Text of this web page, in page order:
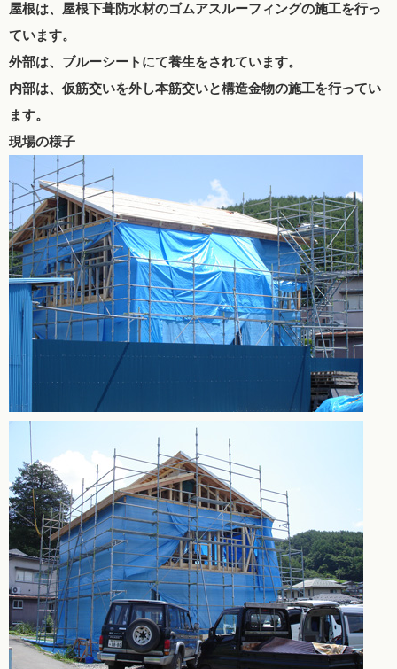
屋根は、屋根下葺防水材のゴムアスルーフィングの施工を行っ
ています。
外部は、ブルーシートにて養生をされています。
内部は、仮筋交いを外し本筋交いと構造金物の施工を行ってい
ます。
現場の様子